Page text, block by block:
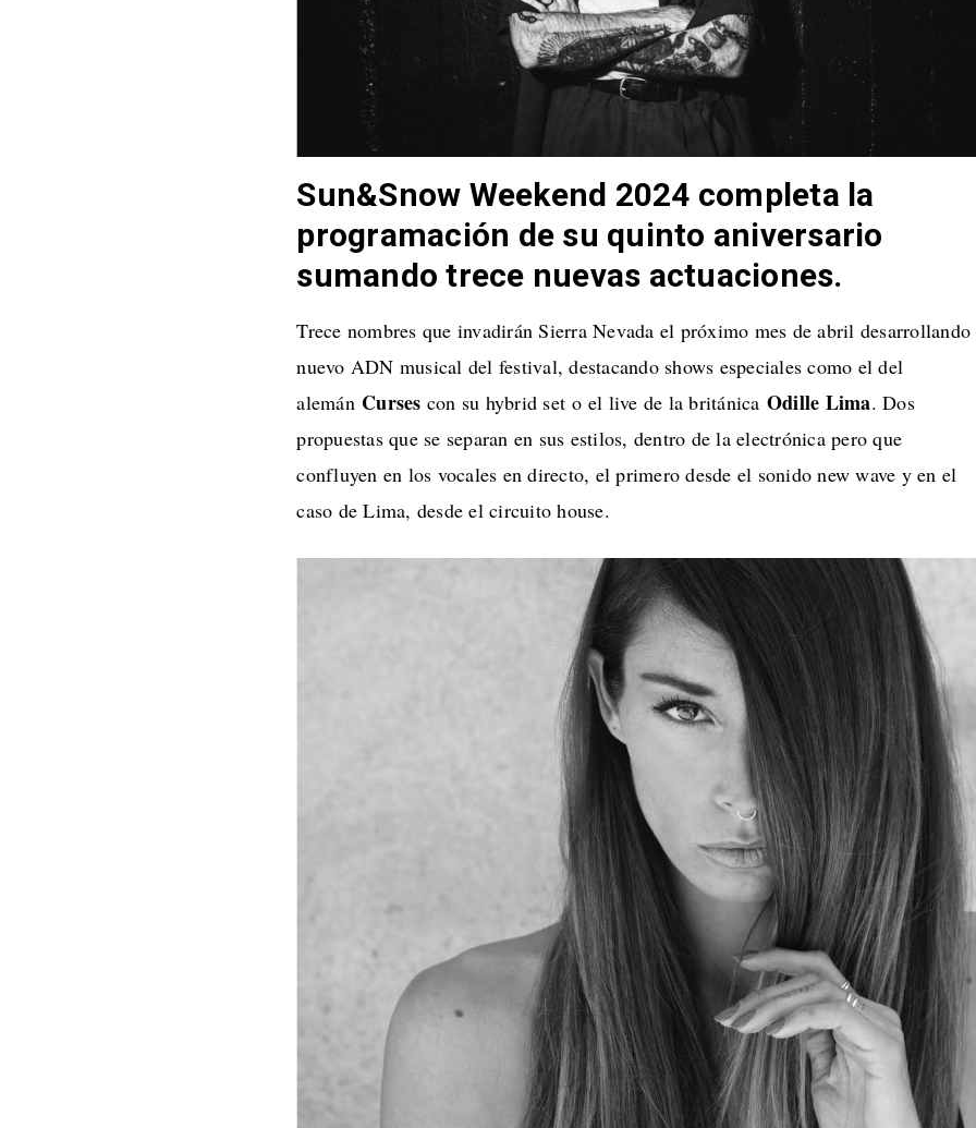
Sun&Snow Weekend 2024 completa la
programación de su quinto aniversario
sumando trece nuevas actuaciones.
Trece nombres que invadirán Sierra Nevada el próximo mes de abril desarrollando
nuevo ADN musical del festival, destacando shows especiales como el del
alemán Curses con su hybrid set o el live de la británica Odille Lima. Dos
propuestas que se separan en sus estilos, dentro de la electrónica pero que
confluyen en los vocales en directo, el primero desde el sonido new wave y en el
caso de Lima, desde el circuito house.